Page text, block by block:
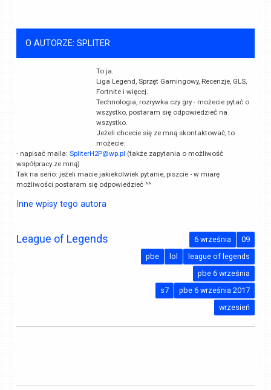
O AUTORZE: SPLITER
To ja.
Liga Legend, Sprzęt Gamingowy, Recenzje, GLS,
Fortnite i więcej.
Technologia, rozrywka czy gry - możecie pytać o
wszystko, postaram się odpowiedzieć na
wszystko.
Jeżeli chcecie się ze mną skontaktować, to
możecie:
- napisać maila:SpliterH2P@wp.pl (także zapytania o możliwość
współpracy ze mną)
Tak na serio: jeżeli macie jakiekolwiek pytanie, piszcie - w miarę
możliwości postaram się odpowiedzieć ^^
Inne wpisy tego autora
League of Legends 09
6 września
league of legends
lol
pbe
pbe 6 września
pbe 6 września 2017
s7
wrzesień